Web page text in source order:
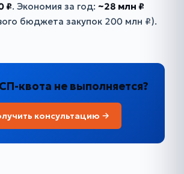
₽. Экономия за год: ~28 млн ₽
бюджета закупок 200 млн ₽).
квота не выполняется?
консультацию →